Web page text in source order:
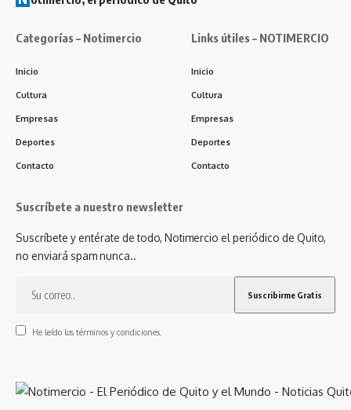
Categorías – Notimercio
Inicio
Cultura
Empresas
Deportes
Contacto
Links útiles – NOTIMERCIO
Inicio
Cultura
Empresas
Deportes
Contacto
Suscríbete a nuestro newsletter
Suscríbete y entérate de todo, Notimercio el periódico de Quito,
no enviará spam nunca..
He leído los términos y condiciones.